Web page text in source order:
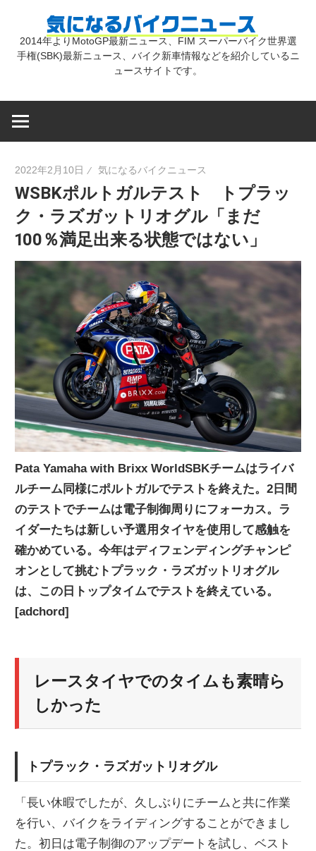
気
バ
イ
ク
ニ
ュ
ー
ス
2014年よりMotoGP最新ニュース、FIM スーパーバイク世界選
手権(SBK)最新ニュース、バイク新車情報などを紹介しているニ
ュースサイトです。
2022年2月10日 気になるバイクニュース
WSBKポルトガルテスト トプラッ
ク・ラズガットリオグル「まだ
100％満足出来る状態ではない」
Pata Yamaha with Brixx WorldSBKチームはライバ
ルチーム同様にポルトガルでテストを終えた。2日間
のテストでチームは電子制御周りにフォーカス。ラ
イダーたちは新しい予選用タイヤを使用して感触を
確かめている。今年はディフェンディングチャンピ
オンとして挑むトプラック・ラズガットリオグル
は、この日トップタイムでテストを終えている。
[adchord]
レースタイヤでのタイムも素晴ら
しかった
トプラック・ラズガットリオグル
「長い休暇でしたが、久しぶりにチームと共に作業
を行い、バイクをライディングすることができまし
た。初日は電子制御のアップデートを試し、ベスト